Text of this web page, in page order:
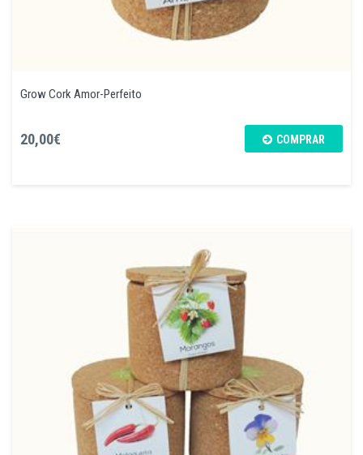
Grow Cork Amor-Perfeito
20,00€ COMPRAR